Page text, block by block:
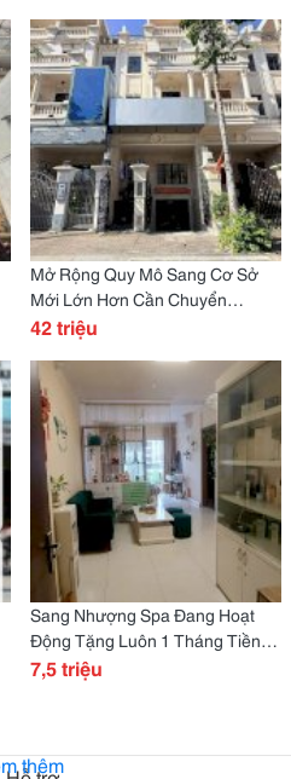
Mở Rộng Quy Mô Sang Cơ Sở
Mới Lớn Hơn Cần Chuyển
Nhượng Cơ Sở Chăm Sóc Sắc
Vấp
42 triệu
Sang Nhượng Spa Đang Hoạt
Động Tặng Luôn 1 Tháng Tiền
Cọc, Giúp Giảm Chi Phí Ban Đầu
7,5 triệu
thêm